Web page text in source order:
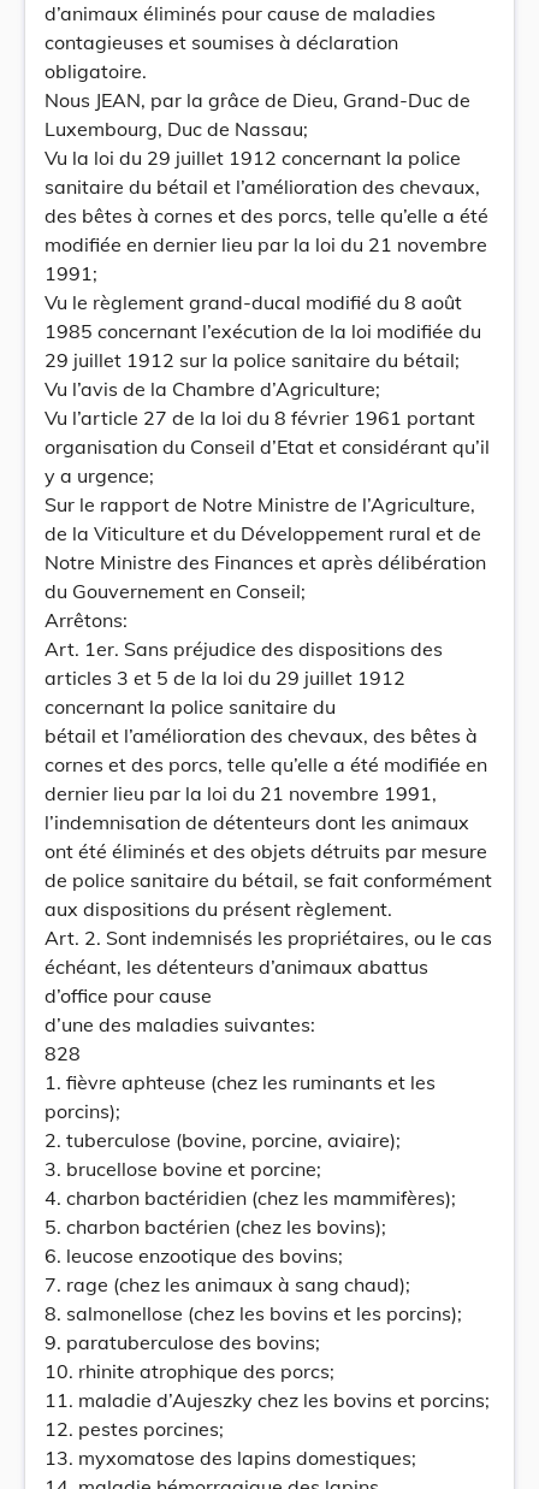
d’animaux éliminés pour cause de maladies
contagieuses et soumises à déclaration
obligatoire.
Nous JEAN, par la grâce de Dieu, Grand-Duc de
Luxembourg, Duc de Nassau;
Vu la loi du 29 juillet 1912 concernant la police
sanitaire du bétail et l’amélioration des chevaux,
des bêtes à cornes et des porcs, telle qu’elle a été
modifiée en dernier lieu par la loi du 21 novembre
1991;
Vu le règlement grand-ducal modifié du 8 août
1985 concernant l’exécution de la loi modifiée du
29 juillet 1912 sur la police sanitaire du bétail;
Vu l’avis de la Chambre d’Agriculture;
Vu l’article 27 de la loi du 8 février 1961 portant
organisation du Conseil d’Etat et considérant qu’il
y a urgence;
Sur le rapport de Notre Ministre de l’Agriculture,
de la Viticulture et du Développement rural et de
Notre Ministre des Finances et après délibération
du Gouvernement en Conseil;
Arrêtons:
Art. 1er. Sans préjudice des dispositions des
articles 3 et 5 de la loi du 29 juillet 1912
concernant la police sanitaire du
bétail et l’amélioration des chevaux, des bêtes à
cornes et des porcs, telle qu’elle a été modifiée en
dernier lieu par la loi du 21 novembre 1991,
l’indemnisation de détenteurs dont les animaux
ont été éliminés et des objets détruits par mesure
de police sanitaire du bétail, se fait conformément
aux dispositions du présent règlement.
Art. 2. Sont indemnisés les propriétaires, ou le cas
échéant, les détenteurs d’animaux abattus
d’office pour cause
d’une des maladies suivantes:
828
1. fièvre aphteuse (chez les ruminants et les
porcins);
2. tuberculose (bovine, porcine, aviaire);
3. brucellose bovine et porcine;
4. charbon bactéridien (chez les mammifères);
5. charbon bactérien (chez les bovins);
6. leucose enzootique des bovins;
7. rage (chez les animaux à sang chaud);
8. salmonellose (chez les bovins et les porcins);
9. paratuberculose des bovins;
10. rhinite atrophique des porcs;
11. maladie d’Aujeszky chez les bovins et porcins;
12. pestes porcines;
13. myxomatose des lapins domestiques;